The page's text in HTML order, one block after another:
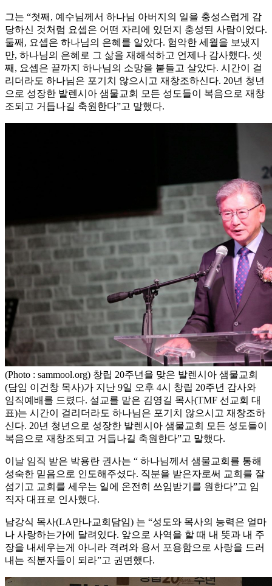
그는 “첫째, 예수님께서 하나님 아버지의 일을 충성스럽게 감
당하신 것처럼 요셉은 어떤 자리에 있던지 충성된 사람이었다.
둘째, 요셉은 하나님의 은혜를 알았다. 험악한 세월을 보냈지
만, 하나님의 은혜로 그 삶을 재해석하고 언제나 감사했다. 셋
째, 요셉은 끝까지 하나님의 소망을 붙들고 살았다. 시간이 걸
리더라도 하나님은 포기치 않으시고 재창조하신다. 20년 청년
으로 성장한 발렌시아 샘물교회 모든 성도들이 복음으로 재창
조되고 거듭나길 축원한다”고 말했다.
(Photo : sammool.org) 창립 20주년을 맞은 발렌시아 샘물교회
(담임 이건창 목사)가 지난 9일 오후 4시 창립 20주년 감사와
임직예배를 드렸다. 설교를 맡은 김영길 목사(TMF 선교회 대
표)는 시간이 걸리더라도 하나님은 포기치 않으시고 재창조하
신다. 20년 청년으로 성장한 발렌시아 샘물교회 모든 성도들이
복음으로 재창조되고 거듭나길 축원한다”고 말했다.
이날 임직 받은 박용란 권사는 “ 하나님께서 샘물교회를 통해
성숙한 믿음으로 인도해주셨다. 직분을 받은자로써 교회를 잘
섬기고 교회를 세우는 일에 온전히 쓰임받기를 원한다”고 임
직자 대표로 인사했다.
남강식 목사(LA만나교회담임) 는 “성도와 목사의 능력은 얼마
나 사랑하는가에 달려있다. 앞으로 사역을 할 때 내 뜻과 내 주
장을 내세우는게 아니라 격려와 용서 포용함으로 사랑을 드러
내는 직분자들이 되라”고 권면했다.